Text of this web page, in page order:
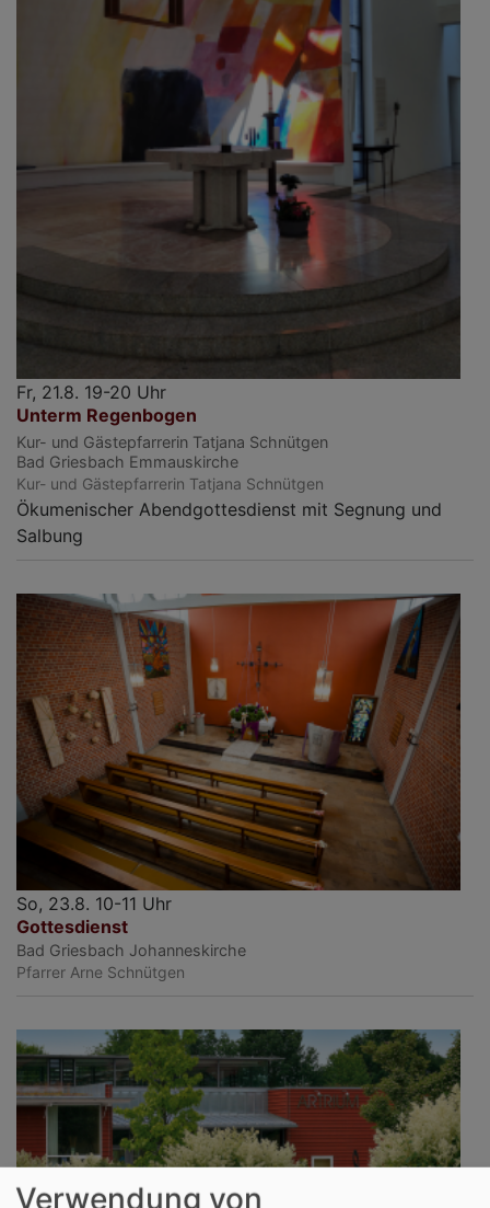
Fr, 21.8. 19-20 Uhr
Unterm Regenbogen
Kur- und Gästepfarrerin Tatjana Schnütgen
Bad Griesbach Emmauskirche
Kur- und Gästepfarrerin Tatjana Schnütgen
Ökumenischer Abendgottesdienst mit Segnung und
Salbung
So, 23.8. 10-11 Uhr
Gottesdienst
Bad Griesbach Johanneskirche
Pfarrer Arne Schnütgen
Verwendung von